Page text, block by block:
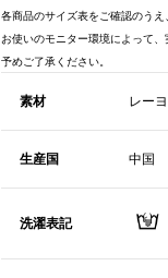
各商品のサイズ表をご確認のうえ
お使いのモニター環境によって
予めご了承ください。
素材 レー
生産国 中国
洗濯表記